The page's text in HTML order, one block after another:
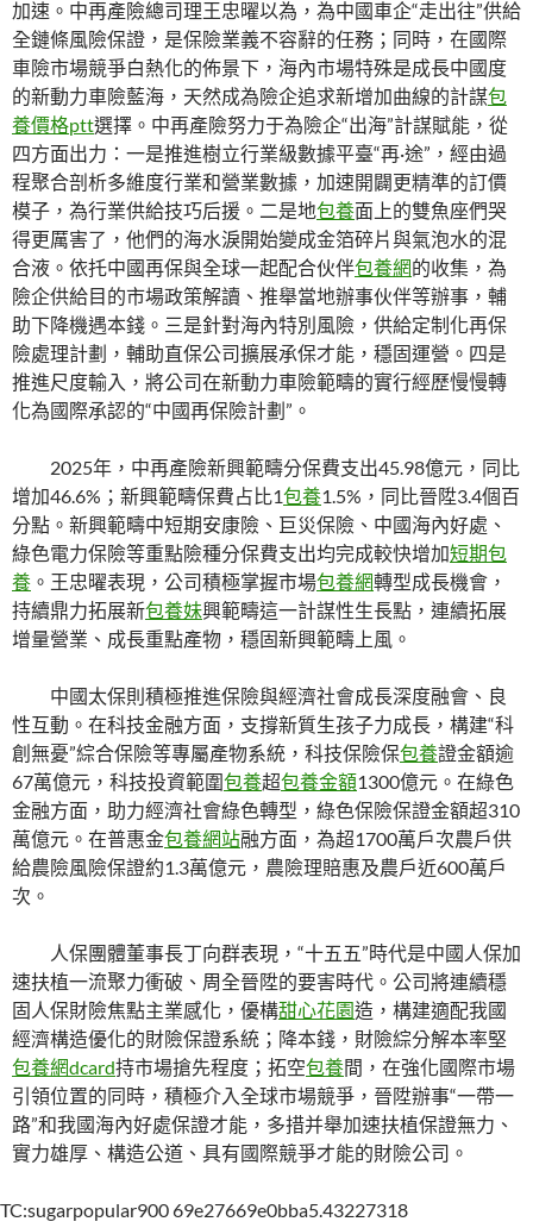
加速。中再產險總司理王忠曜以為，為中國車企“走出往”供給
全鏈條風險保證，是保險業義不容辭的任務；同時，在國際
車險市場競爭白熱化的佈景下，海內市場特殊是成長中國度
的新動力車險藍海，天然成為險企追求新增加曲線的計謀包
養價格ptt選擇。中再產險努力于為險企“出海”計謀賦能，從
四方面出力：一是推進樹立行業級數據平臺“再·途”，經由過
程聚合剖析多維度行業和營業數據，加速開闢更精準的訂價
模子，為行業供給技巧后援。二是地包養面上的雙魚座們哭
得更厲害了，他們的海水淚開始變成金箔碎片與氣泡水的混
合液。依托中國再保與全球一起配合伙伴包養網的收集，為
險企供給目的市場政策解讀、推舉當地辦事伙伴等辦事，輔
助下降機遇本錢。三是針對海內特別風險，供給定制化再保
險處理計劃，輔助直保公司擴展承保才能，穩固運營。四是
推進尺度輸入，將公司在新動力車險範疇的實行經歷慢慢轉
化為國際承認的“中國再保險計劃”。
2025年，中再產險新興範疇分保費支出45.98億元，同比
增加46.6%；新興範疇保費占比1包養1.5%，同比晉陞3.4個百
分點。新興範疇中短期安康險、巨災保險、中國海內好處、
綠色電力保險等重點險種分保費支出均完成較快增加短期包
養 。王忠曜表現，公司積極掌握市場包養網轉型成長機會，
持續鼎力拓展新包養妹興範疇這一計謀性生長點，連續拓展
增量營業、成長重點產物，穩固新興範疇上風。
中國太保則積極推進保險與經濟社會成長深度融會、良
性互動。在科技金融方面，支撐新質生孩子力成長，構建“科
創無憂”綜合保險等專屬產物系統，科技保險保包養證金額逾
67萬億元，科技投資範圍包養超包養金額1300億元。在綠色
金融方面，助力經濟社會綠色轉型，綠色保險保證金額超310
萬億元。在普惠金包養網站融方面，為超1700萬戶次農戶供
給農險風險保證約1.3萬億元，農險理賠惠及農戶近600萬戶
次。
人保團體董事長丁向群表現，“十五五”時代是中國人保加
速扶植一流聚力衝破、周全晉陞的要害時代。公司將連續穩
固人保財險焦點主業感化，優構甜心花園造，構建適配我國
經濟構造優化的財險保證系統；降本錢，財險綜分解本率堅
包養網dcard持市場搶先程度；拓空包養間，在強化國際市場
引領位置的同時，積極介入全球市場競爭，晉陞辦事“一帶一
路”和我國海內好處保證才能，多措并舉加速扶植保證無力、
實力雄厚、構造公道、具有國際競爭才能的財險公司。
TC:sugarpopular900 69e27669e0bba5.43227318